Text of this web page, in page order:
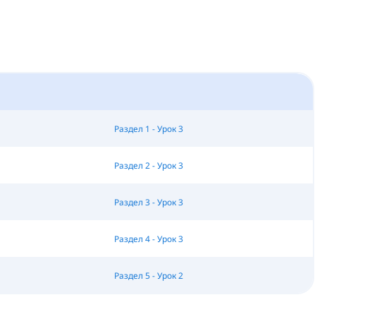
Раздел 1 - Урок 3
Раздел 2 - Урок 3
Раздел 3 - Урок 3
Раздел 4 - Урок 3
Раздел 5 - Урок 2